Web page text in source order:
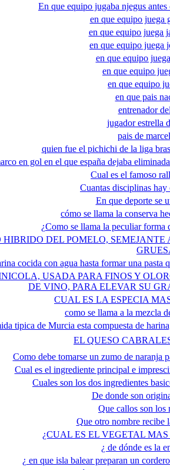
En que equipo jugaba njegus
en que equipo juega
en que equipo juega
en que equipo juega
en que equipo
en que equipo
en que equipo
en que pais
entrenador
jugador estrella
pais de
quien fue el pichichi de la liga
en gol en el que españa dejaba
Cual es el famoso
Cuantas disciplinas
En que deporte se
cómo se llama la conserva
¿Como se llama la peculiar forma
DEL POMELO, SEMEJANTE
cocida con agua hasta formar una pasta
USADA PARA FINOS Y
DE VINO, PARA ELEVAR SU
CUAL ES LA ESPECIA
como se llama a la mezcla
tipica de Murcia esta compuesta de
EL QUESO
Como debe tomarse un zumo de naranja
Cual es el ingrediente principal e
Cuales son los dos ingredientes
De donde son
Que callos son los
Que otro nombre recibe
¿CUAL ES EL VEGETAL
¿ de dónde es la
¿ en que isla balear preparan un